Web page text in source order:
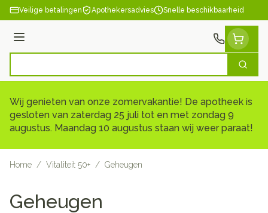
Ga naar de inhoud
Veilige betalingen Apothekersadvies Snelle beschikbaarheid
Menu
Zoek
Wij genieten van onze zomervakantie! De apotheek is
gesloten van zaterdag 25 juli tot en met zondag 9
augustus. Maandag 10 augustus staan wij weer paraat!
Home / Vitaliteit 50+ / Geheugen
Geheugen